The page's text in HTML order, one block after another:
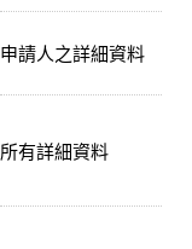
申請人之詳細資料
所有詳細資料